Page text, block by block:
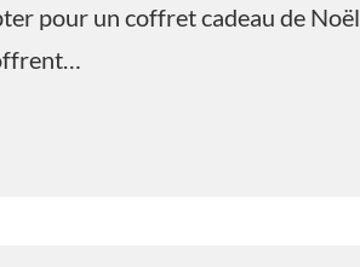
pour un coffret cadeau de Noël